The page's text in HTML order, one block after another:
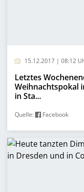
15.12.2017 | 08:12
Letztes
Weihnachtspokal
in Sta...
Quelle: Facebook